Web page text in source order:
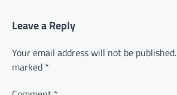
Leave a Reply
Your email address will not be published.
marked *